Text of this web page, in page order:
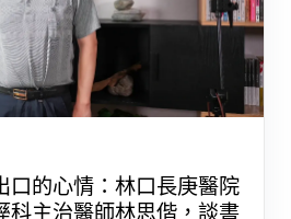
口的心情：林口長庚醫院
科主治醫師林思偕，談書